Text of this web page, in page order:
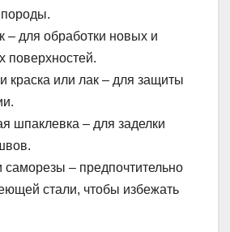
– для обработки новых и
поверхностей.
краска или лак – для защиты
шпаклевка – для заделки
саморезы – предпочтительно
стали, чтобы избежать